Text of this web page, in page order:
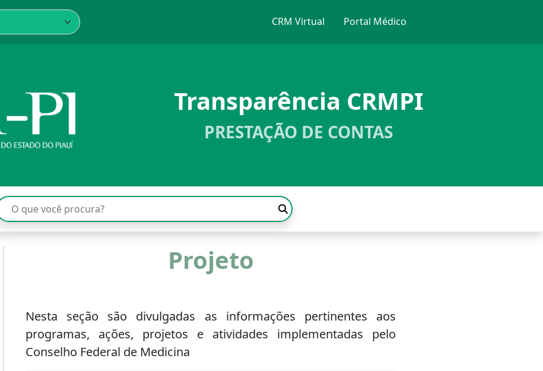
CRM Virtual Portal Médico
Transparência CRMPI
PRESTAÇÃO DE CONTAS
Projeto
Nesta seção são divulgadas as informações pertinentes aos
programas, ações, projetos e atividades implementadas pelo
Conselho Federal de Medicina